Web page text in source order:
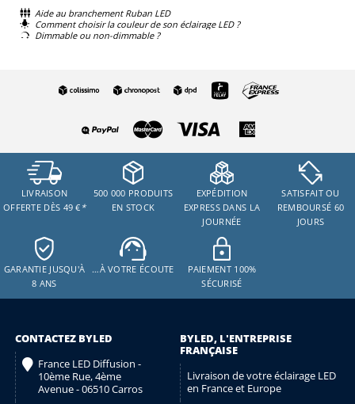
Aide au branchement Ruban LED
Comment choisir la couleur de son éclairage LED ?
Dimmable ou non-dimmable ?
LIVRAISON
OFFERTE DÈS 49 € *
500 000 PRODUITS
EN STOCK
EXPÉDITION
EXPRESS DANS LA
JOURNÉE
SATISFAIT OU
REMBOURSÉ 60
JOURS
GARANTIE JUSQU'À
8 ANS
…À VOTRE ÉCOUTE
PAIEMENT 100%
SÉCURISÉ
CONTACTEZ BYLED
France LED Diffusion -
10ème Rue, 4ème
Avenue - 06510 Carros
BYLED, L'ENTREPRISE
FRANÇAISE
Livraison de votre éclairage LED
en France et Europe